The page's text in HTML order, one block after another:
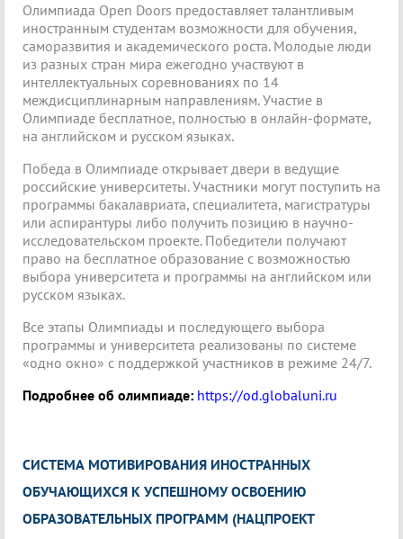
Олимпиада Open Doors предоставляет талантливым
иностранным студентам возможности для обучения,
саморазвития и академического роста. Молодые люди
из разных стран мира ежегодно участвуют в
интеллектуальных соревнованиях по 14
междисциплинарным направлениям. Участие в
Олимпиаде бесплатное, полностью в онлайн-формате,
на английском и русском языках.
Победа в Олимпиаде открывает двери в ведущие
российские университеты. Участники могут поступить на
программы бакалавриата, специалитета, магистратуры
или аспирантуры либо получить позицию в научно-
исследовательском проекте. Победители получают
право на бесплатное образование с возможностью
выбора университета и программы на английском или
русском языках.
Все этапы Олимпиады и последующего выбора
программы и университета реализованы по системе
«одно окно» с поддержкой участников в режиме 24/7.
Подробнее об олимпиаде: https://od.globaluni.ru
СИСТЕМА МОТИВИРОВАНИЯ ИНОСТРАННЫХ
ОБУЧАЮЩИХСЯ К УСПЕШНОМУ ОСВОЕНИЮ
ОБРАЗОВАТЕЛЬНЫХ ПРОГРАММ (НАЦПРОЕКТ